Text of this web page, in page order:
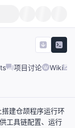
项目讨论 Wiki
建仓颉程序运行环
工具链配置、运行